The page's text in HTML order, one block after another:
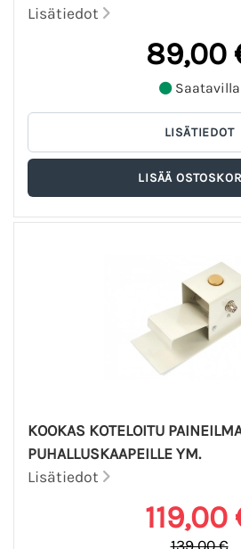
Lisätiedot
89,00
Saatavilla
KOOKAS KOTELOITU
PUHALLUSKAAPEILLE YM.
Lisätiedot
119,00
139,00 €